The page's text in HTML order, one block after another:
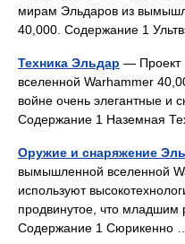
мирам Эльдаров из
40,000. Содержание 1
Техника Эльдар —
вселенной Warhammer
войне очень элегантные и
Содержание 1 Наземная
Оружие и снаряжение
вымышленной вселенной
используют
продвинутое, что младшим
Содержание 1 Сюрикенно